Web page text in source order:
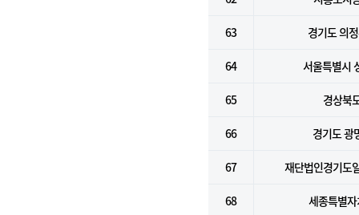
63 경기도 의
64 서울특별시
65 경상북
66 경기도 광
67 재단법인경기도
68 세종특별